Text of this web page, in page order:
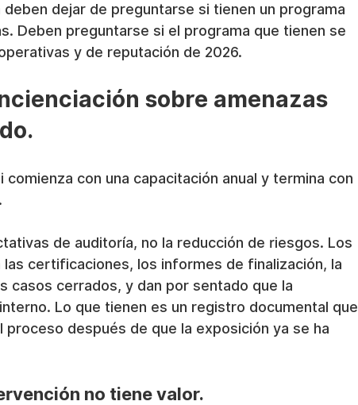
dejar de preguntarse si tienen un programa
Deben preguntarse si el programa que tienen se
y de reputación de 2026.
sobre amenazas
con una capacitación anual y termina con
de auditoría, no la reducción de riesgos. Los
certificaciones, los informes de finalización, la
casos cerrados, y dan por sentado que la
Lo que tienen es un registro documental que
después de que la exposición ya se ha
no tiene valor.